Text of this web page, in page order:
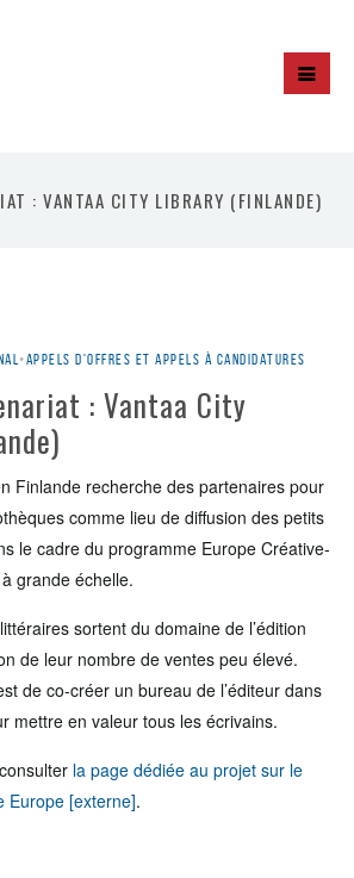
: VANTAA CITY LIBRARY (FINLANDE)
•Appels d'offres et appels à candidatures
: Vantaa City
Finlande recherche des partenaires pour
comme lieu de diffusion des petits
le cadre du programme Europe Créative-
grande échelle.
sortent du domaine de l’édition
de leur nombre de ventes peu élevé.
de co-créer un bureau de l’éditeur dans
mettre en valeur tous les écrivains.
la page dédiée au projet sur le
Europe [externe].